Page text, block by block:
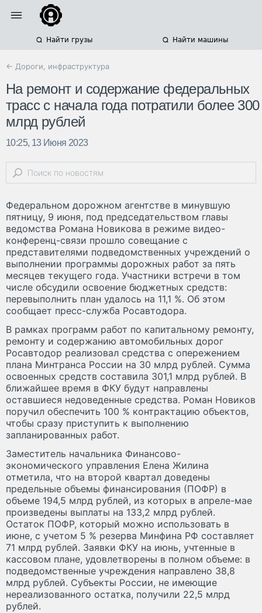
Найти грузы Найти машины
← Дороги, инфраструктура
На ремонт и содержание федеральных
трасс с начала года потратили более 300
млрд рублей
10:25, 13 Июня 2023
Федеральном дорожном агентстве в минувшую
пятницу, 9 июня, под председательством главы
ведомства Романа Новикова в режиме видео-
конференц-связи прошло совещание с
представителями подведомственных учреждений о
выполнении программы дорожных работ за пять
месяцев текущего года. Участники встречи в том
числе обсудили освоение бюджетных средств:
перевыполнить план удалось на 11,1 %. Об этом
сообщает пресс-служба Росавтодора.
В рамках программ работ по капитальному ремонту,
ремонту и содержанию автомобильных дорог
Росавтодор реализовал средства с опережением
плана Минтранса России на 30 млрд рублей. Сумма
освоенных средств составила 301,1 млрд рублей. В
ближайшее время в ФКУ будут направлены
оставшиеся недоведенные средства. Роман Новиков
поручил обеспечить 100 % контрактацию объектов,
чтобы сразу приступить к выполнению
запланированных работ.
Заместитель начальника Финансово-
экономического управления Елена Жилина
отметила, что на второй квартал доведены
предельные объемы финансирования (ПОФР) в
объеме 194,5 млрд рублей, из которых в апреле-мае
произведены выплаты на 133,2 млрд рублей.
Остаток ПОФР, который можно использовать в
июне, с учетом 5 % резерва Минфина РФ составляет
71 млрд рублей. Заявки ФКУ на июнь, учтенные в
кассовом плане, удовлетворены в полном объеме: в
подведомственные учреждения направлено 38,8
млрд рублей. Субъекты России, не имеющие
нереализованного остатка, получили 22,5 млрд
рублей.